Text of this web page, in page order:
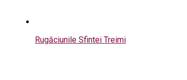
Rugăciunile Sfintei Treimi